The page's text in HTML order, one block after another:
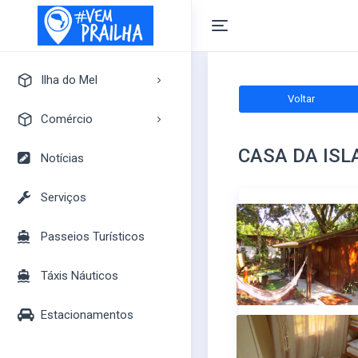
Ilha do Mel
A Ilha do Mel
Comércio
Pousadas
Casas
Mercados
Notícias
Serviços
Passeios Turísticos
Táxis Náuticos
Estacionamentos
Voltar
CASA DA